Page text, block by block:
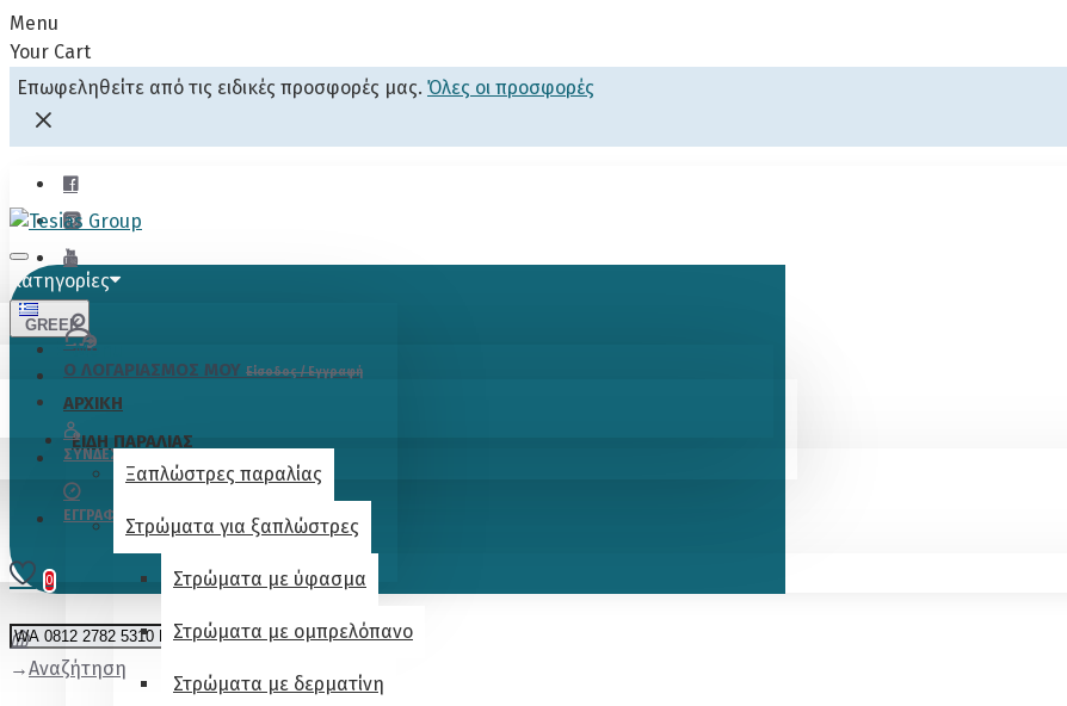
Menu
Your Cart
Επωφεληθείτε από τις ειδικές προσφορές μας. Όλες οι προσφορές
GREEK
Κατηγορίες
Ο ΛΟΓΑΡΙΑΣΜΟΣ ΜΟΥ Είσοδος / Εγγραφή
Menu
ΑΡΧΙΚΗ
ΕΙΔΗ ΠΑΡΑΛΙΑΣ
Ξαπλώστρες παραλίας
Στρώματα για ξαπλώστρες
Στρώματα με ύφασμα
Στρώματα με ομπρελόπανο
Στρώματα με δερματίνη
ΣΎΝΔΕΣΗ
ΕΓΓΡΑΦΉ
0
Αναζήτηση